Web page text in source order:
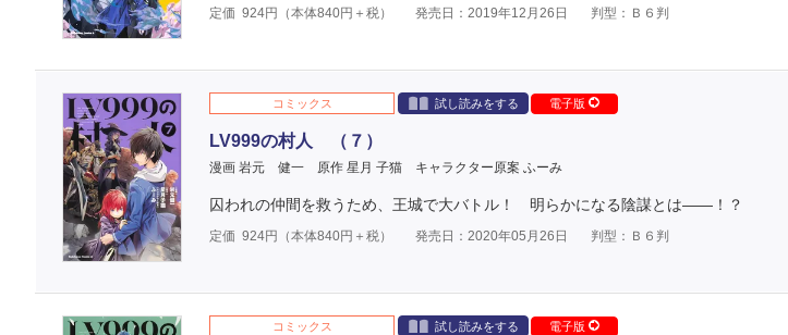
定価 924円（本体840円＋税） 発売日：2019年12月26日 判型：Ｂ６判
コミックス 試し読みをする 電子版
LV999の村人 （７）
漫画 岩元 健一 原作 星月 子猫 キャラクター原案 ふーみ
囚われの仲間を救うため、王城で大バトル！ 明らかになる陰謀とは――！？
定価 924円（本体840円＋税） 発売日：2020年05月26日 判型：Ｂ６判
コミックス 試し読みをする 電子版